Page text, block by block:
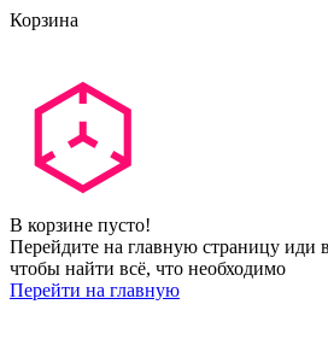
Корзина
В корзине пусто!
Перейдите на главную страницу иди
чтобы найти всё, что необходимо
Перейти на главную